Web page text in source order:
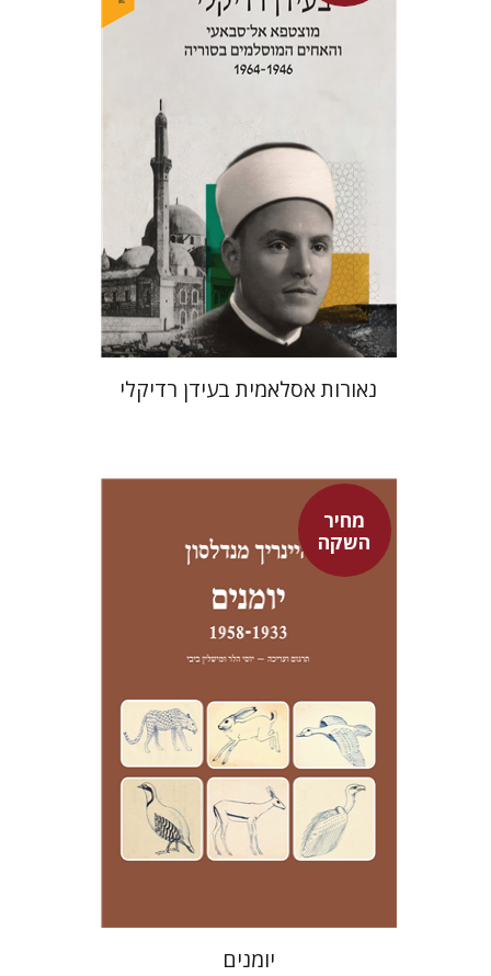
מאיר חטינה
מחיר השקה
$24
נאורות אסלאמית בעידן רדיקלי
מחיר
השקההיינריך מנדלסון
יוסי הלר
מישלין ביבי
מחיר השקה
$35
$24
יומנים